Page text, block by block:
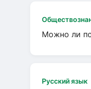
Можно ли
Русский язык